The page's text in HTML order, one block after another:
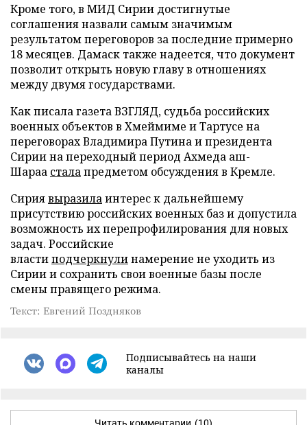
Кроме того, в МИД Сирии достигнутые
соглашения назвали самым значимым
результатом переговоров за последние примерно
18 месяцев. Дамаск также надеется, что документ
позволит открыть новую главу в отношениях
между двумя государствами.
Как писала газета ВЗГЛЯД, судьба российских
военных объектов в Хмеймиме и Тартусе на
переговорах Владимира Путина и президента
Сирии на переходный период Ахмеда аш-
Шараа сталапредметом обсуждения в Кремле.
Сириявыразилаинтерес к дальнейшему
присутствию российских военных баз и допустила
возможность их перепрофилирования для новых
задач. Российские
властиподчеркнулинамерение не уходить из
Сирии и сохранить свои военные базы после
смены правящего режима.
Текст: Евгений Поздняков
Подписывайтесь на наши
каналы
Читать комментарии (10)